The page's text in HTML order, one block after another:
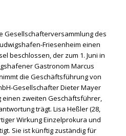
Gesellschafterversammlung des
Friesenheim einen
beschlossen, der zum 1. Juni in
Gastronom Marcus
die Geschäftsführung von
Gesellschafter Dieter Mayer
einen zweiten Geschäftsführer,
trägt. Lisa Heßler (28,
Wirkung Einzelprokura und
Sie ist künftig zuständig für